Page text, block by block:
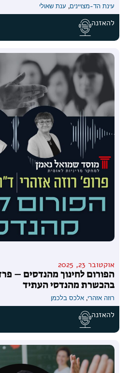
עינת הד-מצויינים, ענת שאולי
להאזנה
אוקטובר 23, 2025
הפורום לחינוך מהנדסים –
בהכשרת מהנדסי העתיד
רוזה אזהרי, אלכס בלכמן
להאזנה